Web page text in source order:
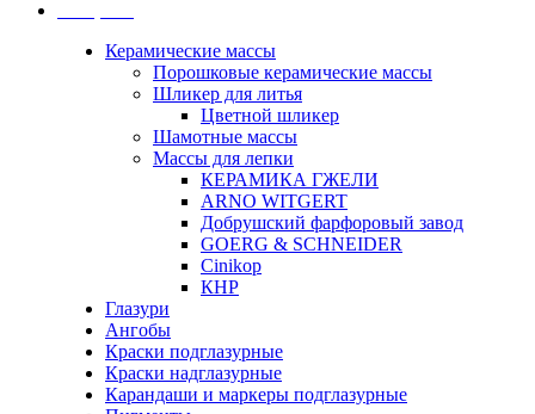
Керамические массы
Порошковые керамические массы
Шликер для литья
Цветной шликер
Шамотные массы
Массы для лепки
КЕРАМИКА ГЖЕЛИ
ARNO WITGERT
Добрушский фарфоровый завод
GOERG & SCHNEIDER
Cinikop
КНР
Глазури
Ангобы
Краски подглазурные
Краски надглазурные
Карандаши и маркеры подглазурные